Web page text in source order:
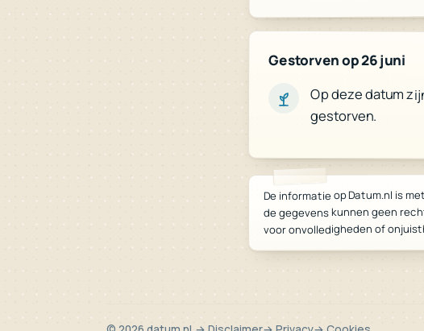
Gestorven op 26 juni
Op deze datum
gestorven.
De informatie op Datum.nl is
de gegevens kunnen geen
voor onvolledigheden of